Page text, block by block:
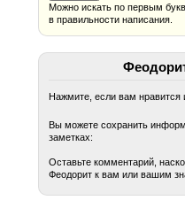
Можно искать по первым
в правильности написания.
Нажмите, если вам нравится
Вы можете сохранить
заметках:
Оставьте комментарий,
Феодорит к вам или вашим